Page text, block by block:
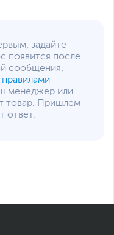
задайте
появится после
сообщения,
правилами
менеджер или
товар. Пришлем
ответ.